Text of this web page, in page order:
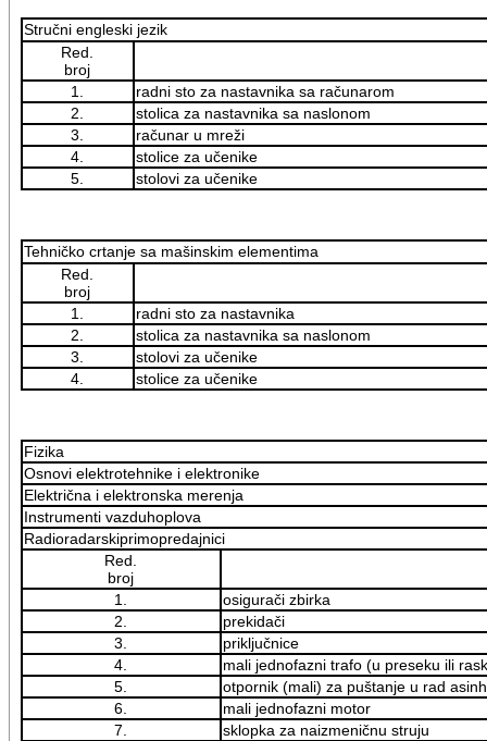
Stručni engleski jezik
Red.
broj
1.
radni sto za nastavnika sa računarom
2.
stolica za nastavnika sa naslonom
3.
računar u mreži
4.
stolice za učenike
5.
stolovi za učenike
Tehničko crtanje sa mašinskim elementima
Red.
broj
1.
radni sto za nastavnika
2.
stolica za nastavnika sa naslonom
3.
stolovi za učenike
4.
stolice za učenike
Fizika
Osnovi elektrotehnike i elektronike
Električna i elektronska merenja
Instrumenti vazduhoplova
Radioradarskiprimopredajnici
Red.
broj
1.
osigurači zbirka
2.
prekidači
3.
priključnice
4.
mali jednofazni trafo (u preseku ili
5.
otpornik (mali) za puštanje u rad
6.
mali jednofazni motor
7.
sklopka za naizmeničnu struju